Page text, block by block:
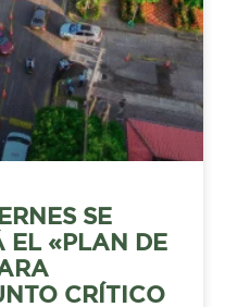
SE
EL «PLAN DE
CRÍTICO